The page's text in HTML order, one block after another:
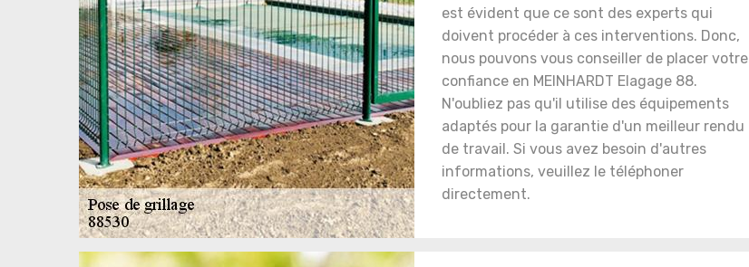
est évident que ce sont des experts qui
doivent procéder à ces interventions. Donc,
nous pouvons vous conseiller de placer votre
confiance en MEINHARDT Elagage 88.
N'oubliez pas qu'il utilise des équipements
adaptés pour la garantie d'un meilleur rendu
de travail. Si vous avez besoin d'autres
informations, veuillez le téléphoner
directement.